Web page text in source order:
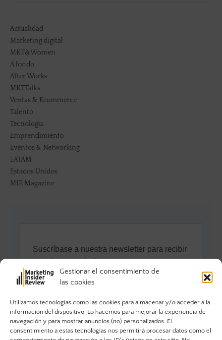
Gestionar el consentimiento de
las cookies
Utilizamos tecnologías como las cookies para almacenar y/o acceder a la
información del dispositivo. Lo hacemos para mejorar la experiencia de
navegación y para mostrar anuncios (no) personalizados. El
consentimiento a estas tecnologías nos permitirá procesar datos como el
Actualidad
Marketing digital
MKT&Women
A fondo
After Works
MKTTalks
Ventas & Ecommerce
Talento
Tecnología
Emprendimiento
Eventos & Networking
LATAM
Estados Unidos
MIR Magazine